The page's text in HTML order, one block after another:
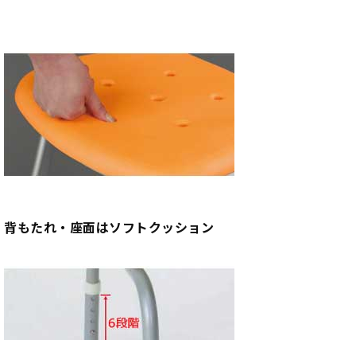
背もたれ・座面はソフトクッション